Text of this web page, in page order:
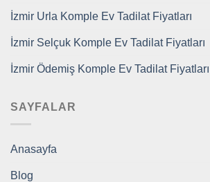
İzmir Urla Komple Ev Tadilat Fiyatları
İzmir Selçuk Komple Ev Tadilat Fiyatları
İzmir Ödemiş Komple Ev Tadilat Fiyatları
SAYFALAR
Anasayfa
Blog